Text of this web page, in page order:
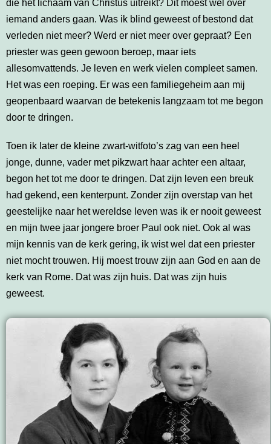
die het lichaam van Christus uitreikt? Dit moest wel over
iemand anders gaan. Was ik blind geweest of bestond dat
verleden niet meer? Werd er niet meer over gepraat? Een
priester was geen gewoon beroep, maar iets
allesomvattends. Je leven en werk vielen compleet samen.
Het was een roeping. Er was een familiegeheim aan mij
geopenbaard waarvan de betekenis langzaam tot me begon
door te dringen.
Toen ik later de kleine zwart-witfoto’s zag van een heel
jonge, dunne, vader met pikzwart haar achter een altaar,
begon het tot me door te dringen. Dat zijn leven een breuk
had gekend, een kenterpunt. Zonder zijn overstap van het
geestelijke naar het wereldse leven was ik er nooit geweest
en mijn twee jaar jongere broer Paul ook niet. Ook al was
mijn kennis van de kerk gering, ik wist wel dat een priester
niet mocht trouwen. Hij moest trouw zijn aan God en aan de
kerk van Rome. Dat was zijn huis. Dat was zijn huis
geweest.